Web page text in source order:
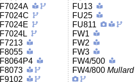
F7024A
F7024C
F7024E
F7024L
F7213
F8055
F8064P4
F8073
F9102
FU13
FU25
FU811
FW1
FW2
FW3
FW4/500
FW4/800 Mullard